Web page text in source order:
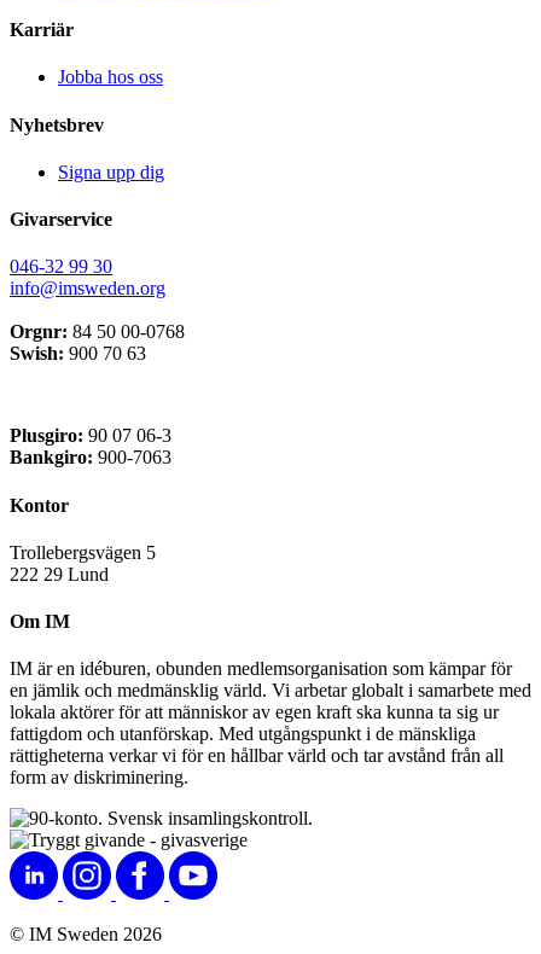
Karriär
Jobba hos oss
Nyhetsbrev
Signa upp dig
Givarservice
046-32 99 30
info@imsweden.org
Orgnr: 84 50 00-0768
Swish: 900 70 63
Plusgiro: 90 07 06-3
Bankgiro: 900-7063
Kontor
Trollebergsvägen 5
222 29 Lund
Om IM
IM är en idéburen, obunden medlemsorganisation som kämpar för
en jämlik och medmänsklig värld. Vi arbetar globalt i samarbete med
lokala aktörer för att människor av egen kraft ska kunna ta sig ur
fattigdom och utanförskap. Med utgångspunkt i de mänskliga
rättigheterna verkar vi för en hållbar värld och tar avstånd från all
form av diskriminering.
© IM Sweden 2026